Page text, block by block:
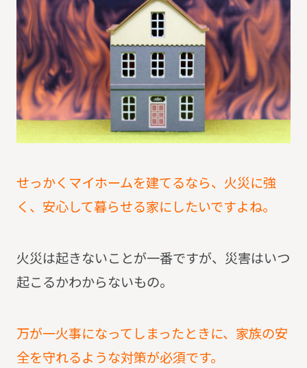
せっかくマイホームを建てるなら、火災に強
く、安心して暮らせる家にしたいですよね。
火災は起きないことが一番ですが、災害はいつ
起こるかわからないもの。
万が一火事になってしまったときに、家族の安
全を守れるような対策が必須です。